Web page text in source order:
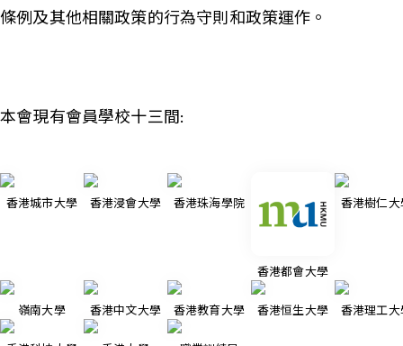
條例及其他相關政策的行為守則和政策運作。
本會現有會員學校十三間:
香港城市大學 香港浸會大學 香港珠海學院
香港都會大學
香港樹仁大
嶺南大學 香港中文大學 香港教育大學 香港恒生大學 香港理工大